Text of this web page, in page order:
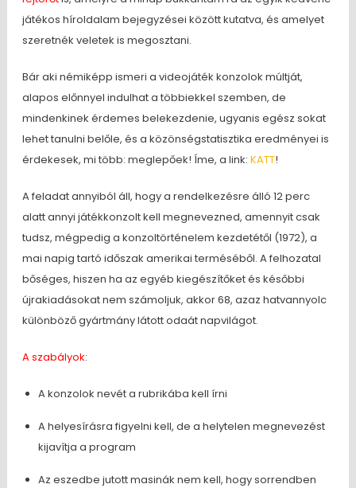
játékos híroldalam bejegyzései között kutatva, és amelyet
szeretnék veletek is megosztani.
Bár aki némiképp ismeri a videojáték konzolok múltját,
alapos előnnyel indulhat a többiekkel szemben, de
mindenkinek érdemes belekezdenie, ugyanis egész sokat
lehet tanulni belőle, és a közönségstatisztika eredményei is
érdekesek, mi több: meglepőek! Íme, a link: KATT!
A feladat annyiból áll, hogy a rendelkezésre álló 12 perc
alatt annyi játékkonzolt kell megnevezned, amennyit csak
tudsz, mégpedig a konzoltörténelem kezdetétől (1972), a
mai napig tartó időszak amerikai terméséből. A felhozatal
bőséges, hiszen ha az egyéb kiegészítőket és későbbi
újrakiadásokat nem számoljuk, akkor 68, azaz hatvannyolc
különböző gyártmány látott odaát napvilágot.
A szabályok:
A konzolok nevét a rubrikába kell írni
A helyesírásra figyelni kell, de a helytelen megnevezést
kijavítja a program
Az eszedbe jutott masinák nem kell, hogy sorrendben